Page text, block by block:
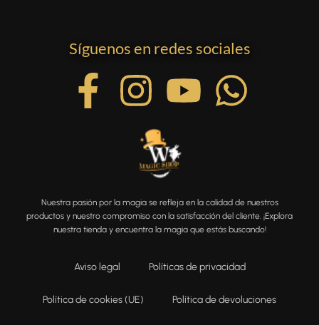
Síguenos en redes sociales
Nuestra pasión por la magia se refleja en la calidad de nuestros
productos y nuestro compromiso con la satisfacción del cliente. ¡Explora
nuestra tienda y encuentra la magia que estás buscando!
Aviso legal Políticas de privacidad
Política de cookies (UE) Política de devoluciones